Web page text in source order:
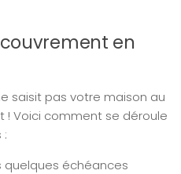
en
saisit pas votre maison au
Voici comment se déroule
:
quelques échéances